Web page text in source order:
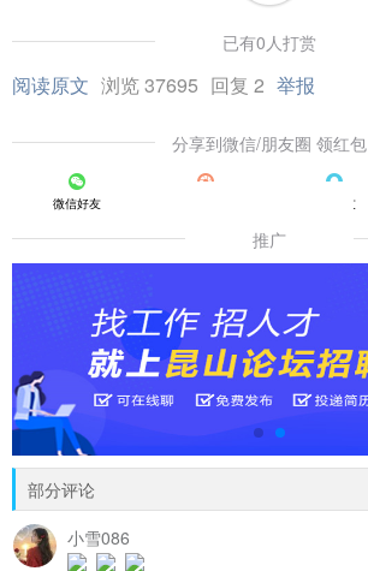
已有0人打赏
阅读原文 浏览 37695 回复 2 举报
分享到微信/朋友圈 领红包
微信好友 QQ好友
推广
部分评论
小雪086